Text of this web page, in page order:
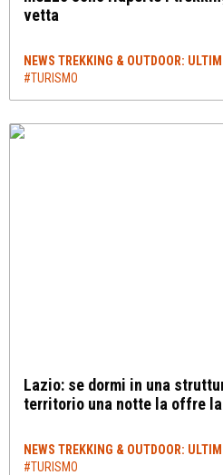
vetta
NEWS TREKKING & OUTDOOR:
#TURISMO
Lazio: se dormi in una
territorio una notte la offre la
NEWS TREKKING & OUTDOOR:
#TURISMO